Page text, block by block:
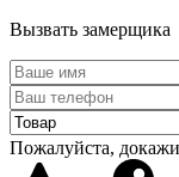
Вызвать замерщика
Пожалуйста,